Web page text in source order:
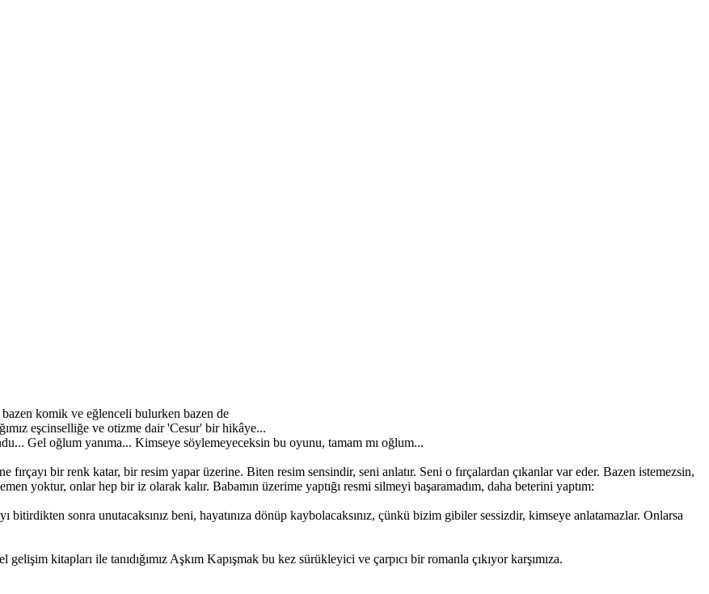
bazen komik ve eğlenceli bulurken bazen de
eşcinselliğe ve otizme dair 'Cesur' bir hikâye...
Gel oğlum yanıma... Kimseye söylemeyeceksin bu oyunu, tamam mı oğlum...
bir renk katar, bir resim yapar üzerine. Biten resim sensindir, seni anlatır. Seni o fırçalardan çıkanlar var eder. Bazen istemezsin,
yoktur, onlar hep bir iz olarak kalır. Babamın üzerime yaptığı resmi silmeyi başaramadım, daha beterini yaptım:
bitirdikten sonra unutacaksınız beni, hayatınıza dönüp kaybolacaksınız, çünkü bizim gibiler sessizdir, kimseye anlatamazlar. Onlarsa
kitapları ile tanıdığımız Aşkım Kapışmak bu kez sürükleyici ve çarpıcı bir romanla çıkıyor karşımıza.